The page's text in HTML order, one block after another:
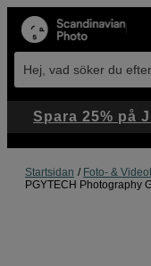
Hej, vad söker du
Startsidan Foto- &
PGYTECH Photography
Spara 25% på